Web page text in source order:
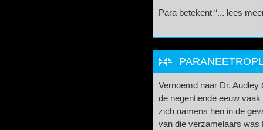
Para betekent “... lees
Vernoemd naar Dr.
de negentiende eeuw
zich namens hen in de
van die verzamelaars was